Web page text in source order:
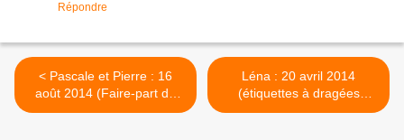
Répondre
< Pascale et Pierre : 16
août 2014 (Faire-part de
Mariage)
Léna : 20 avril 2014
(étiquettes à dragées
Baptême) >